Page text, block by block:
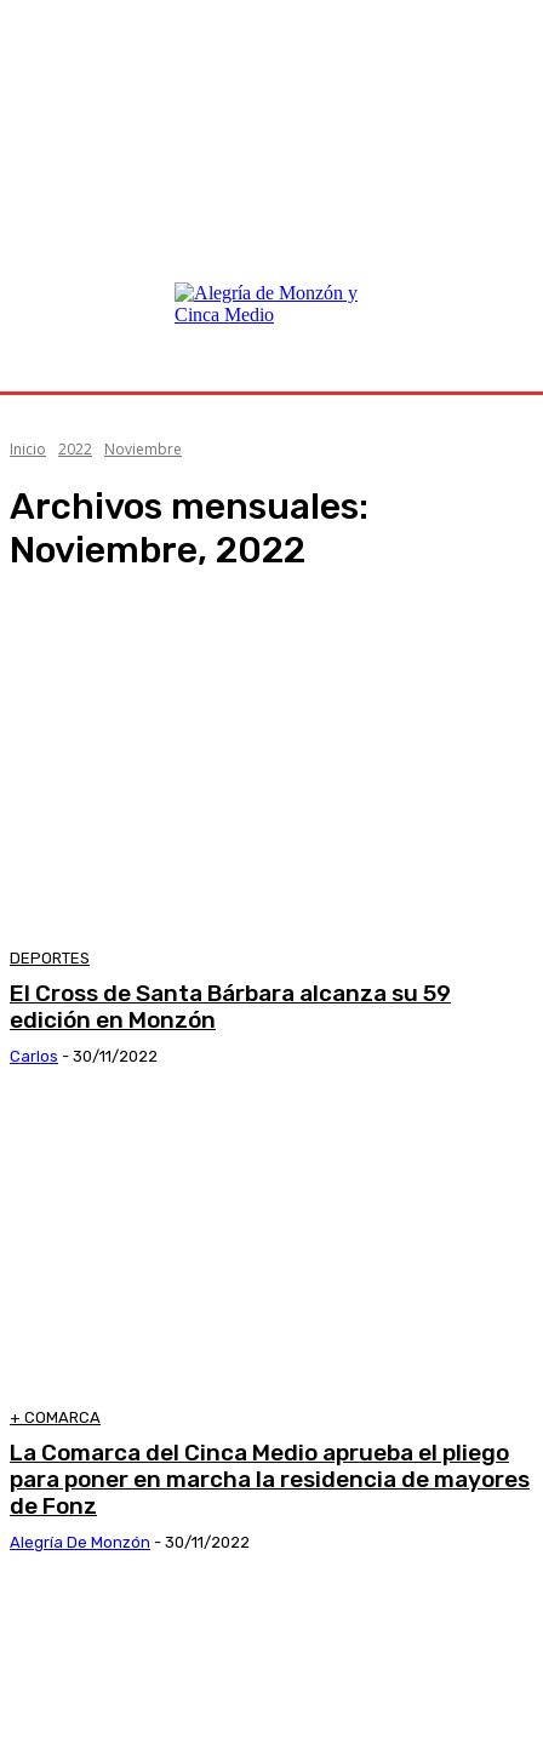
Inicio 2022 Noviembre
Archivos mensuales:
Noviembre, 2022
DEPORTES
El Cross de Santa Bárbara alcanza su 59
edición en Monzón
Carlos - 30/11/2022
+ COMARCA
La Comarca del Cinca Medio aprueba el pliego
para poner en marcha la residencia de mayores
de Fonz
Alegría De Monzón - 30/11/2022